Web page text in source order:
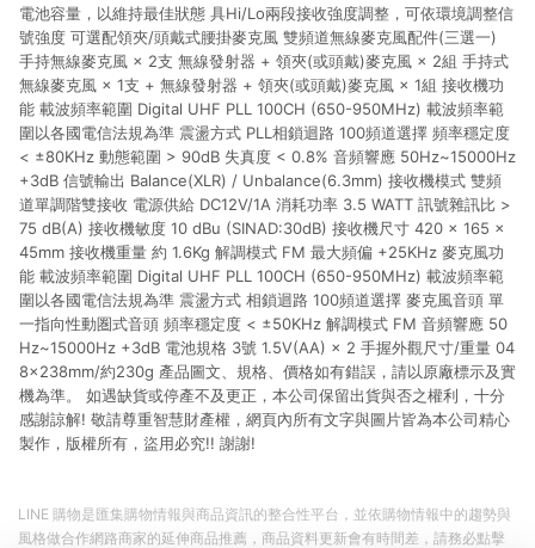
電池容量，以維持最佳狀態 具Hi/Lo兩段接收強度調整，可依環境調整信
號強度 可選配領夾/頭戴式腰掛麥克風 雙頻道無線麥克風配件(三選一)
手持無線麥克風 × 2支 無線發射器 + 領夾(或頭戴)麥克風 × 2組 手持式
無線麥克風 × 1支 + 無線發射器 + 領夾(或頭戴)麥克風 × 1組 接收機功
能 載波頻率範圍 Digital UHF PLL 100CH (650-950MHz) 載波頻率範
圍以各國電信法規為準 震盪方式 PLL相鎖迴路 100頻道選擇 頻率穩定度
< ±80KHz 動態範圍 > 90dB 失真度 < 0.8% 音頻響應 50Hz~15000Hz
+3dB 信號輸出 Balance(XLR) / Unbalance(6.3mm) 接收機模式 雙頻
道單調階雙接收 電源供給 DC12V/1A 消耗功率 3.5 WATT 訊號雜訊比 >
75 dB(A) 接收機敏度 10 dBu (SINAD:30dB) 接收機尺寸 420 × 165 ×
45mm 接收機重量 約 1.6Kg 解調模式 FM 最大頻偏 +25KHz 麥克風功
能 載波頻率範圍 Digital UHF PLL 100CH (650-950MHz) 載波頻率範
圍以各國電信法規為準 震盪方式 相鎖迴路 100頻道選擇 麥克風音頭 單
一指向性動圏式音頭 頻率穩定度 < ±50KHz 解調模式 FM 音頻響應 50
Hz~15000Hz +3dB 電池規格 3號 1.5V(AA) × 2 手握外觀尺寸/重量 04
8×238mm/約230g 產品圖文、規格、價格如有錯誤，請以原廠標示及實
機為準。 如遇缺貨或停產不及更正，本公司保留出貨與否之權利，十分
感謝諒解! 敬請尊重智慧財產權，網頁內所有文字與圖片皆為本公司精心
製作，版權所有，盜用必究!! 謝謝!
LINE 購物是匯集購物情報與商品資訊的整合性平台，並依購物情報中的趨勢與
風格做合作網路商家的延伸商品推薦，商品資料更新會有時間差，請務必點擊